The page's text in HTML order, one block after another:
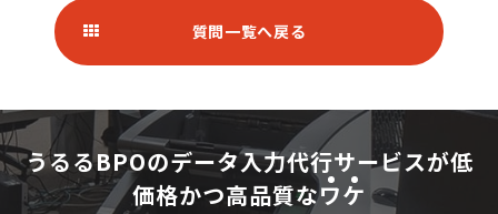
質問一覧へ戻る
うるるBPOのデータ入力代行サービスが低
価格かつ高品質なワケ